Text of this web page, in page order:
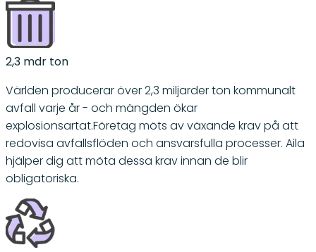
2,3 mdr ton
Världen producerar över 2,3 miljarder ton kommunalt
avfall varje år - och mängden ökar
explosionsartat.Företag möts av växande krav på att
redovisa avfallsflöden och ansvarsfulla processer. Aila
hjälper dig att möta dessa krav innan de blir
obligatoriska.